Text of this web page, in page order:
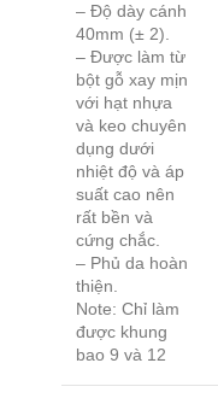
– Độ dày cánh
40mm (± 2).
– Được làm từ
bột gỗ xay mịn
với hạt nhựa
và keo chuyên
dụng dưới
nhiệt độ và áp
suất cao nên
rất bền và
cứng chắc.
– Phủ da hoàn
thiện.
Note: Chỉ làm
được khung
bao 9 và 12